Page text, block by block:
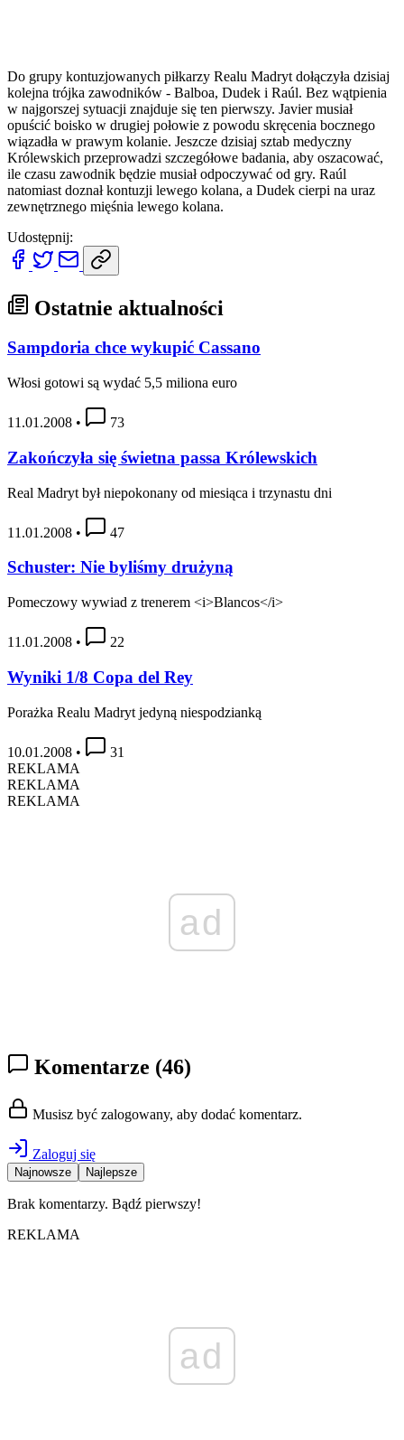
Do grupy kontuzjowanych piłkarzy Realu Madryt dołączyła dzisiaj
kolejna trójka zawodników - Balboa, Dudek i Raúl. Bez wątpienia
w najgorszej sytuacji znajduje się ten pierwszy. Javier musiał
opuścić boisko w drugiej połowie z powodu skręcenia bocznego
wiązadła w prawym kolanie. Jeszcze dzisiaj sztab medyczny
Królewskich przeprowadzi szczegółowe badania, aby oszacować,
ile czasu zawodnik będzie musiał odpoczywać od gry. Raúl
natomiast doznał kontuzji lewego kolana, a Dudek cierpi na uraz
zewnętrznego mięśnia lewego kolana.
Udostępnij:
Ostatnie aktualności
Sampdoria chce wykupić Cassano
Włosi gotowi są wydać 5,5 miliona euro
11.01.2008 • 73
Zakończyła się świetna passa Królewskich
Real Madryt był niepokonany od miesiąca i trzynastu dni
11.01.2008 • 47
Schuster: Nie byliśmy drużyną
Pomeczowy wywiad z trenerem <i>Blancos</i>
11.01.2008 • 22
Wyniki 1/8 Copa del Rey
Porażka Realu Madryt jedyną niespodzianką
10.01.2008 •
31
REKLAMA
REKLAMA
REKLAMA
ad
Komentarze (46)
Musisz być zalogowany, aby dodać komentarz.
Zaloguj się
Najnowsze Najlepsze
Brak komentarzy. Bądź pierwszy!
REKLAMA
ad